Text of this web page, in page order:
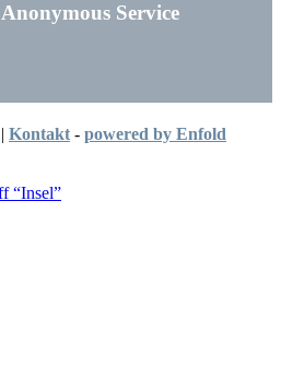
Service
| Kontakt - powered by Enfold
“Insel”